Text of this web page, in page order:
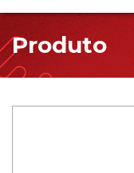
Produto